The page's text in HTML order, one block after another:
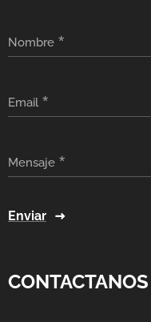
Nombre
Email
Mensaje
Enviar
CONTACTANOS